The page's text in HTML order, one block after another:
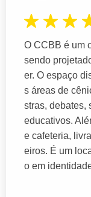
O CCBB é um
sendo
er. O espaço
s áreas de
stras, debates,
educativos.
e cafeteria,
eiros. É um
o em